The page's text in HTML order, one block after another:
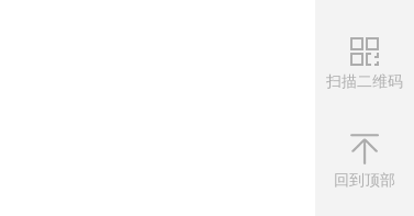
扫描二维码
扫描左侧二
回到顶部